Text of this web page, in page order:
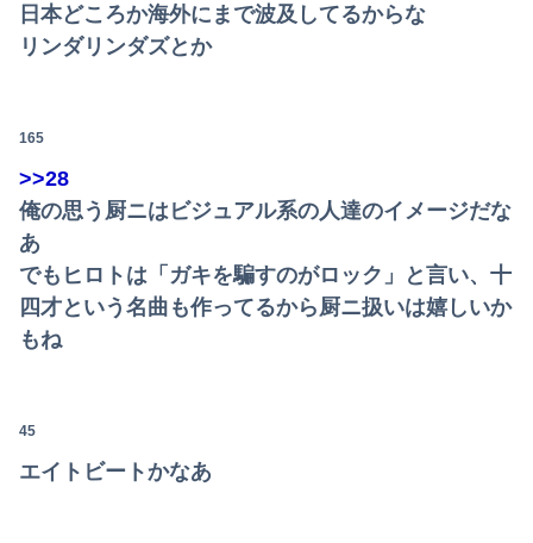
日本どころか海外にまで波及してるからな
リンダリンダズとか
165
>>28
俺の思う厨ニはビジュアル系の人達のイメージだな
あ
でもヒロトは「ガキを騙すのがロック」と言い、十
四才という名曲も作ってるから厨ニ扱いは嬉しいか
もね
45
エイトビートかなあ